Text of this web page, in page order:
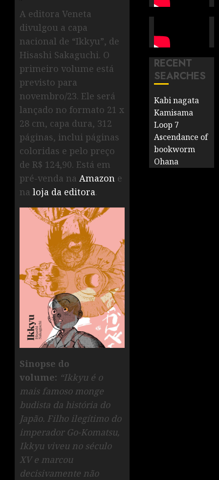
A editora Veneta
divulgou a capa
nacional de “Ikkyu”, de
Hisashi Sakaguchi. O
primeiro volume está
previsto para
novembro/23. Ele será
lançado no formato 21 x
28 cm, capa dura, 312
páginas, inclui páginas
coloridas e pelo preço
de R$ 124,90. Está em
pré-venda na Amazon e
na loja da editora.
Sinopse do
volume: “Ikkyu é o
mais famoso monge
budista da história do
Japão. Filho ilegítimo do
imperador Go-Komatsu,
Ikkyu viveu no século
XV e marcou
decisivamente não
RECENT
SEARCHES
Kabi nagata
Kamisama
Loop 7
Ascendance of
bookworm
Ohana